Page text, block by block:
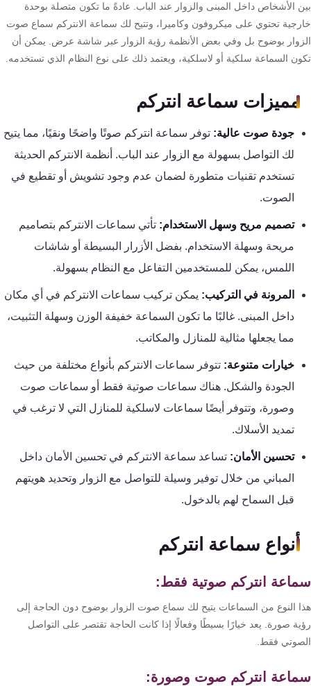
الأشخاص داخل المبنى والزوار عند الباب. عادةً ما تكون متصلة بوحدة
تحتوي على ميكروفون وكاميرا، وتتيح لك سماعة الانتركم سماع صوت
بوضوح بل وفي بعض الأنظمة رؤية الزوار عبر شاشة عرض. يمكن أن
السماعة سلكية أو لاسلكية، ويعتمد ذلك على نوع النظام الذي تستخدمه.
مميزات سماعة انتركم
جودة صوت عالية:توفر سماعة انتركم صوتًا واضحًا ونقيًا، مما يتيح
لك التواصل بسهولة مع الزوار عند الباب. أنظمة الانتركم الحديثة
تستخدم تقنيات متطورة لضمان عدم وجود تشويش أو تقطيع في
الصوت.
تصميم مريح وسهل الاستخدام:تأتي سماعات الانتركم بتصاميم
مريحة وسهلة الاستخدام. بفضل الأزرار البسيطة أو شاشات
اللمس، يمكن للمستخدمين التفاعل مع النظام بسهولة.
المرونة في التركيب:يمكن تركيب سماعات الانتركم في أي مكان
داخل المبنى. غالبًا ما تكون السماعة خفيفة الوزن وسهلة التثبيت،
مما يجعلها مثالية للمنازل والمكاتب.
خيارات متنوعة:تتوفر سماعات الانتركم بأنواع مختلفة من حيث
الجودة والشكل. هناك سماعات صوتية فقط أو سماعات صوت
وصورة، وتتوفر أيضًا سماعات لاسلكية للمنازل التي لا ترغب في
تمديد الأسلاك.
تحسين الأمان:تساعد سماعة الانتركم في تحسين الأمان داخل
المباني من خلال توفير وسيلة للتواصل مع الزوار وتحديد هويتهم
قبل السماح لهم بالدخول.
أنواع سماعة انتركم
انتركم صوتية فقط:
النوع من السماعات يتيح لك سماع صوت الزوار بوضوح دون الحاجة إلى
صورة. يعد خيارًا بسيطًا وفعالًا إذا كانت الحاجة تقتصر على التواصل
فقط.
انتركم صوت وصورة:
تقوية
شبكات
المحمول
انتركم
أنظمة
إنذار
السرقة
أنظمة
إنذار
الحريق
أكسيس
كنترول